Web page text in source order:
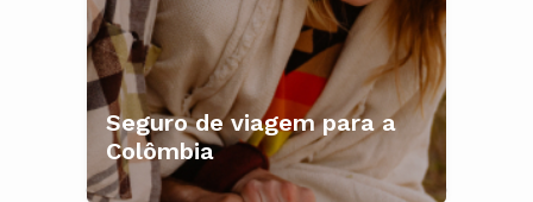
Seguro de viagem para a
Colômbia